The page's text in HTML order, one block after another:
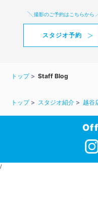
撮影のご予約はこちらから
スタジオ予約
トップ Staff Blog
トップ スタジオ紹介 越谷
/